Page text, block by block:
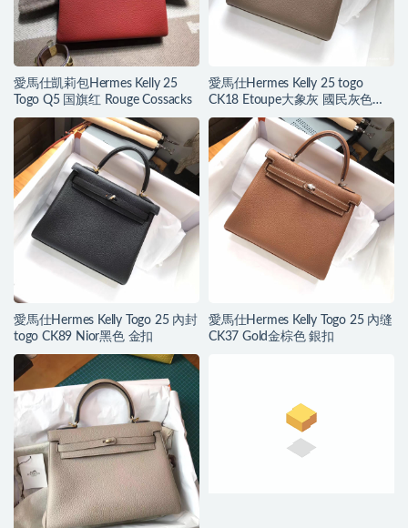
愛馬仕凱莉包Hermes Kelly 25
Togo Q5 国旗红 Rouge Cossacks
愛馬仕Hermes Kelly 25 togo
CK18 Etoupe大象灰 國民灰色銀
扣
愛馬仕Hermes Kelly Togo 25 內封
togo CK89 Nior黑色 金扣
愛馬仕Hermes Kelly Togo 25 內缝
CK37 Gold金棕色 銀扣